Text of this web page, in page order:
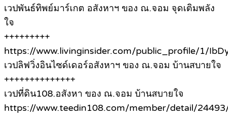
เวปพันธ์ทิพย์มาร์เกต อสังหาฯ ของ ณ.จอม จุดเติมพลัง
ใจ
+++++++++
https://www.livinginsider.com/public_profile/1/
เวปลิฟวิ่งอินไซด์เดอร์อสังหาฯ ของ ณ.จอม บ้านสบายใจ
++++++++++++++
เวปที่ดิน108.อสังหา ของ ณ.จอม บ้านสบายใจ
https://www.teedin108.com/member/detail/